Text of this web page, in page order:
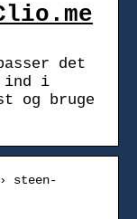
det
ind i
og bruge
steen-